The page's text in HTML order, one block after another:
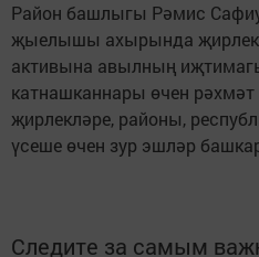
Район башлыгы Рәмис
җыелышы ахырында җир­лек
активына авылның
катнашканнары өчен
җирлекләре, районы,
үсеше өчен зур эшләр
Следите за самым